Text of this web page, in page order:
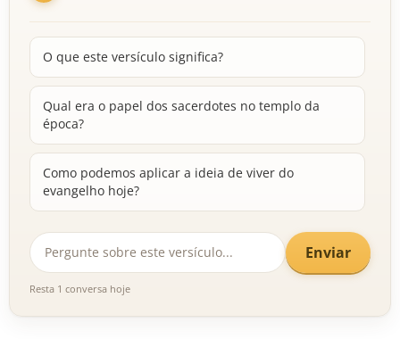
O que este versículo significa?
Qual era o papel dos sacerdotes no templo da
época?
Como podemos aplicar a ideia de viver do
evangelho hoje?
Enviar
Resta 1 conversa hoje